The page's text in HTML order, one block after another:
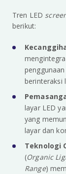
Tren LED
berikut:
penggunaan
berinteraksi
layar LED
yang
layar dan
Teknologi
(Organic
Range)